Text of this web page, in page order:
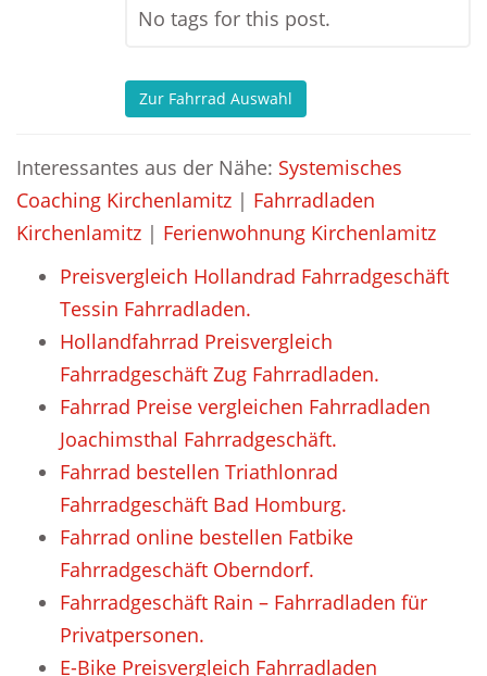
No tags for this post.
Zur Fahrrad Auswahl
Interessantes aus der Nähe: Systemisches
Coaching Kirchenlamitz | Fahrradladen
Kirchenlamitz | Ferienwohnung Kirchenlamitz
Preisvergleich Hollandrad Fahrradgeschäft
Tessin Fahrradladen.
Hollandfahrrad Preisvergleich
Fahrradgeschäft Zug Fahrradladen.
Fahrrad Preise vergleichen Fahrradladen
Joachimsthal Fahrradgeschäft.
Fahrrad bestellen Triathlonrad
Fahrradgeschäft Bad Homburg.
Fahrrad online bestellen Fatbike
Fahrradgeschäft Oberndorf.
Fahrradgeschäft Rain – Fahrradladen für
Privatpersonen.
E-Bike Preisvergleich Fahrradladen